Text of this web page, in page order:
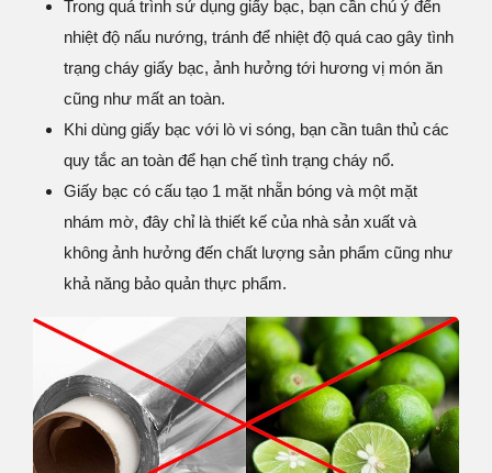
Trong quá trình sử dụng giấy bạc, bạn cần chú ý đến
nhiệt độ nấu nướng, tránh để nhiệt độ quá cao gây tình
trạng cháy giấy bạc, ảnh hưởng tới hương vị món ăn
cũng như mất an toàn.
Khi dùng giấy bạc với lò vi sóng, bạn cần tuân thủ các
quy tắc an toàn để hạn chế tình trạng cháy nổ.
Giấy bạc có cấu tạo 1 mặt nhẵn bóng và một mặt
nhám mờ, đây chỉ là thiết kế của nhà sản xuất và
không ảnh hưởng đến chất lượng sản phẩm cũng như
khả năng bảo quản thực phẩm.